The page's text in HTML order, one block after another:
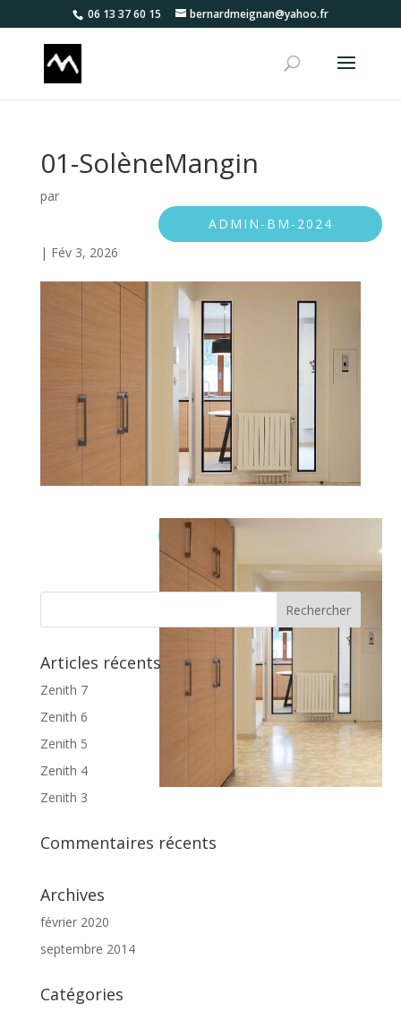
06 13 37 60 15 bernardmeignan@yahoo.fr
01-SolèneMangin
par
ADMIN-BM-2024
| Fév 3, 2026
Articles récents
Zenith 7
Zenith 6
Zenith 5
Zenith 4
Zenith 3
Commentaires récents
Archives
février 2020
septembre 2014
Catégories